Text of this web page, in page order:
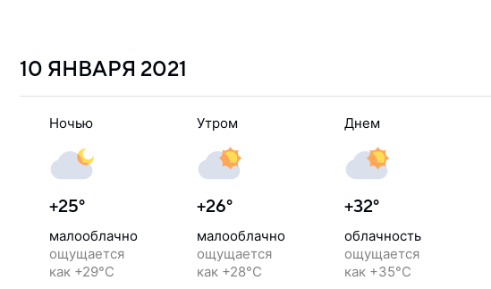
10 ЯНВАРЯ 2021
Ночью
+25°
малооблачно
ощущается
как +29°C
Утром
+26°
малооблачно
ощущается
как +28°C
Днем
+32°
облачность
ощущается
как +35°C